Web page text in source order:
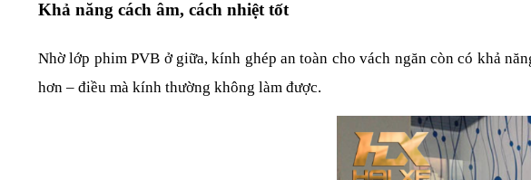
Khả năng cách âm, cách nhiệt tốt
Nhờ lớp phim PVB ở giữa, kính ghép an toàn cho vách ngăn còn có khả
hơn – điều mà kính thường không làm được.